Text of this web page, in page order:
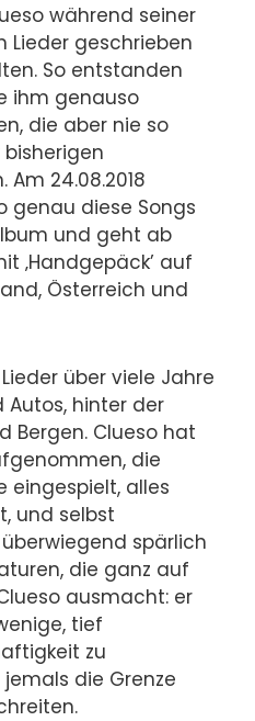
während seiner
Lieder geschrieben
So entstanden
ihm genauso
die aber nie so
24.08.2018
genau diese Songs
und geht ab
‚Handgepäck’ auf
Österreich und
über viele Jahre
Autos, hinter der
Bergen. Clueso hat
die
eingespielt, alles
und selbst
spärlich
die ganz auf
ausmacht: er
tief
zu
die Grenze